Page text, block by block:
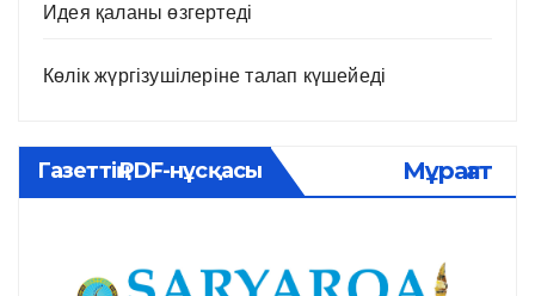
Идея қаланы өзгертеді
Көлік жүргізушілеріне талап күшейеді
Газеттің PDF-нұсқасы Мұрағат